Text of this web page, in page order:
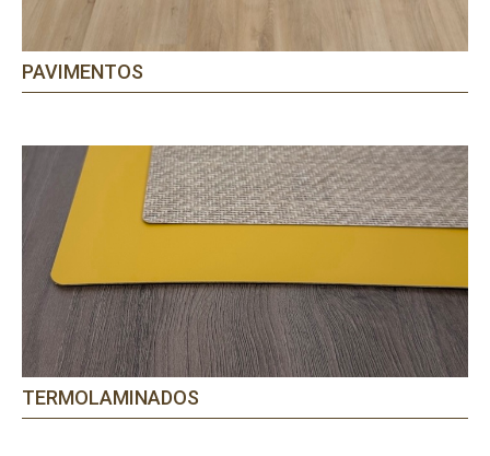
PRECISA DE AJUDA?
PAVIMENTOS
TERMOLAMINADOS